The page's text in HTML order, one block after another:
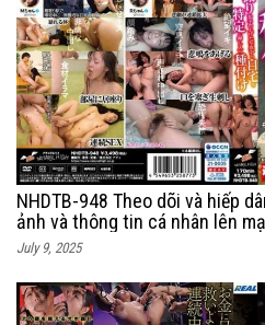
NHDTB-948 Theo dõi và hiếp
ảnh và thông tin cá nhân lên
July 9, 2025